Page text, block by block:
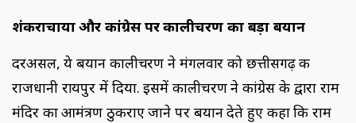
शंकराचार्यों और कांग्रेस पर कालीचरण का बड़ा बयान
दरअसल, ये बयान कालीचरण ने मंगलवार को छत्तीसगढ़ की
राजधानी रायपुर में दिया. इसमें कालीचरण ने कांग्रेस के द्वारा राम
मंदिर का आमंत्रण ठुकराए जाने पर बयान देते हुए कहा कि राम